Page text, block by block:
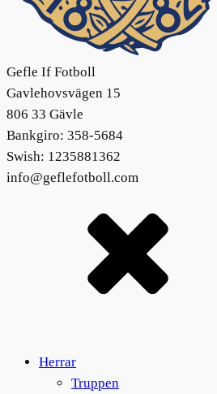
Gefle If Fotboll
Gavlehovsvägen 15
806 33 Gävle
Bankgiro: 358-5684
Swish: 1235881362
info@geflefotboll.com
Herrar
Truppen